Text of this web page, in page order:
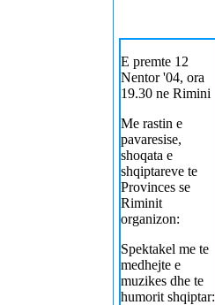
E premte 12
Nentor '04, ora
19.30 ne Rimini
Me rastin e
pavaresise,
shoqata e
shqiptareve te
Provinces se
Riminit
organizon:
Spektakel me te
medhejte e
muzikes dhe te
humorit shqiptar: